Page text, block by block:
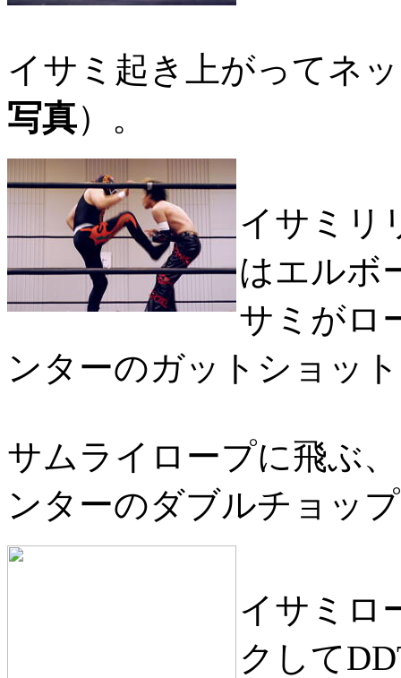
イサミ起き上がってネ
写真）。
イサミリ
はエルボ
サミがロ
ンターのガットショッ
サムライロープに飛ぶ
ンターのダブルチョッ
イサミロ
クして